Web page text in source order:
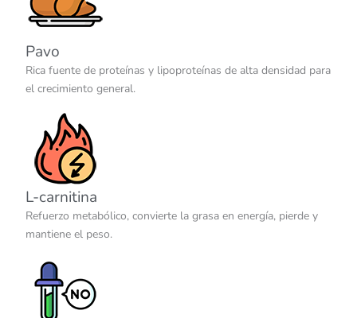
Pavo
Rica fuente de proteínas y lipoproteínas de alta densidad para
el crecimiento general.
L-carnitina
Refuerzo metabólico, convierte la grasa en energía, pierde y
mantiene el peso.